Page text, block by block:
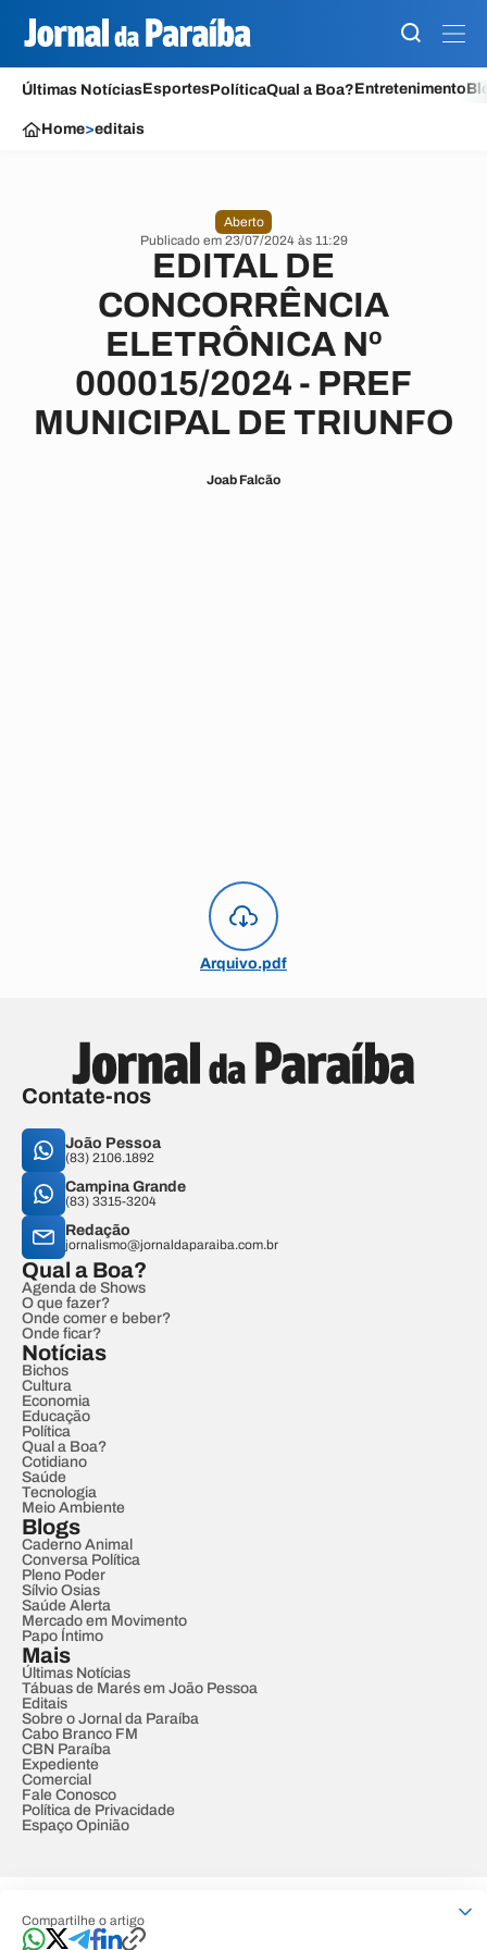
Últimas NotíciasEsportesPolíticaQual a Boa?Entretenimento
Home>editais
Compartilhe o artigo
Aberto
Publicado em 23/07/2024 às 11:29
EDITAL DE
CONCORRÊNCIA
ELETRÔNICA Nº
000015/2024 - PREF
MUNICIPAL DE TRIUNFO
Joab Falcão
Arquivo.pdf
Contate-nos
João Pessoa
(83) 2106.1892
Campina Grande
(83) 3315-3204
Redação
jornalismo@jornaldaparaiba.com.br
Qual a Boa?
Agenda de Shows
O que fazer?
Onde comer e beber?
Onde ficar?
Notícias
Bichos
Cultura
Economia
Educação
Política
Qual a Boa?
Cotidiano
Saúde
Tecnologia
Meio Ambiente
Blogs
Caderno Animal
Conversa Política
Pleno Poder
Sílvio Osias
Saúde Alerta
Mercado em Movimento
Papo Íntimo
Mais
Últimas Notícias
Tábuas de Marés em João Pessoa
Editais
Sobre o Jornal da Paraíba
Cabo Branco FM
CBN Paraíba
Expediente
Comercial
Fale Conosco
Política de Privacidade
Espaço Opinião
Developed by Designed by